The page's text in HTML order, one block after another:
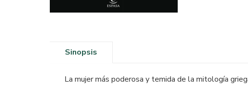
Sinopsis
La mujer más poderosa y temida de la mitología